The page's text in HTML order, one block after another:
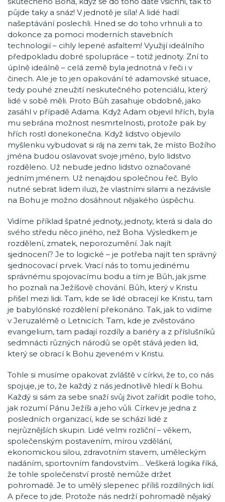
půjde taky a snáz! V jednotě je síla! A lidé hadí
našeptávání poslechli. Hned se do toho vrhnuli a to
dokonce za pomoci moderních stavebních
technologií – cihly lepené asfaltem! Využijí ideálního
předpokladu dobré spolupráce – totiž jednoty. Zní to
úplně ideálně – celá země byla jednotná v řeči i v
činech. Ale je to jen opakování té adamovské situace,
tedy pouhé zneužití neskutečného potenciálu, který
lidé v sobě měli. Proto Bůh zasahuje obdobně, jako
zasáhl v případě Adama. Když Adam objevil hřích, byla
mu sebrána možnost nesmrtelnosti, protože pak by
hřích rostl donekonečna. Když lidstvo objevilo
myšlenku vybudovat si ráj na zemi tak, že místo Božího
jména budou oslavovat svoje jméno, bylo lidstvo
rozděleno. Už nebude jedno lidstvo označované
jedním jménem. Už nenajdou společnou řeč. Bylo
nutné sebrat lidem iluzi, že vlastními silami a nezávisle
na Bohu je možno dosáhnout nějakého úspěchu.
Vidíme příklad špatné jednoty, jednoty, která si dala do
svého středu něco jiného, než Boha. Výsledkem je
rozdělení, zmatek, neporozumění. Jak najít
sjednocení? Je to logické – je potřeba najít ten správný
sjednocovací prvek. Vrací nás to tomu jedinému
správnému spojovacímu bodu a tím je Bůh, jak jsme
ho poznali na Ježíšově chování. Bůh, který v Kristu
přišel mezi lidi. Tam, kde se lidé obracejí ke Kristu, tam
je babylónské rozdělení překonáno. Tak, jak to vidíme
v Jeruzalémě o Letnicích. Tam, kde je zvěstováno
evangelium, tam padají rozdíly a bariéry a z příslušníků
sedmnácti různých národů se opět stává jeden lid,
který se obrací k Bohu zjeveném v Kristu.
Tohle si musíme opakovat zvláště v církvi, že to, co nás
spojuje, je to, že každý z nás jednotlivě hledí k Bohu.
Každý si sám za sebe snaží svůj život zařídit podle toho,
jak rozumí Pánu Ježíši a jeho vůli. Církev je jedna z
posledních organizací, kde se schází lidé z
nejrůznějších skupin. Lidé velmi rozliční – věkem,
společenským postavením, mírou vzdělání,
ekonomickou silou, zdravotním stavem, uměleckým
nadáním, sportovním fandovstvím… Veškerá logika říká,
že tohle společenství prostě nemůže držet
pohromadě. Je to umělý slepenec příliš rozdílných lidí.
A přece to jde. Protože nás nedrží pohromadě nějaký